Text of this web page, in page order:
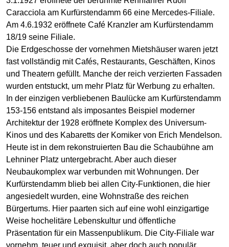
Caracciola am Kurfürstendamm 66 eine Mercedes-Filiale.
Am 4.6.1932 eröffnete Café Kranzler am Kurfürstendamm
18/19 seine Filiale.
Die Erdgeschosse der vornehmen Mietshäuser waren jetzt
fast vollständig mit Cafés, Restaurants, Geschäften, Kinos
und Theatern gefüllt. Manche der reich verzierten Fassaden
wurden entstuckt, um mehr Platz für Werbung zu erhalten.
In der einzigen verbliebenen Baulücke am Kurfürstendamm
153-156 entstand als imposantes Beispiel moderner
Architektur der 1928 eröffnete Komplex des Universum-
Kinos und des Kabaretts der Komiker von Erich Mendelson.
Heute ist in dem rekonstruierten Bau die Schaubühne am
Lehniner Platz untergebracht. Aber auch dieser
Neubaukomplex war verbunden mit Wohnungen. Der
Kurfürstendamm blieb bei allen City-Funktionen, die hier
angesiedelt wurden, eine Wohnstraße des reichen
Bürgertums. Hier paarten sich auf eine wohl einzigartige
Weise hochelitäre Lebenskultur und öffentliche
Präsentation für ein Massenpublikum. Die City-Filiale war